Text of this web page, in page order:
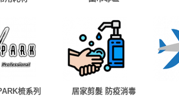
梳系列 居家剪髮 防疫消毒